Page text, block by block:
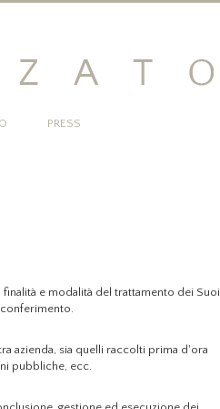
PRESS
e modalità del trattamento dei Suoi
azienda, sia quelli raccolti prima d'ora
pubbliche, ecc.